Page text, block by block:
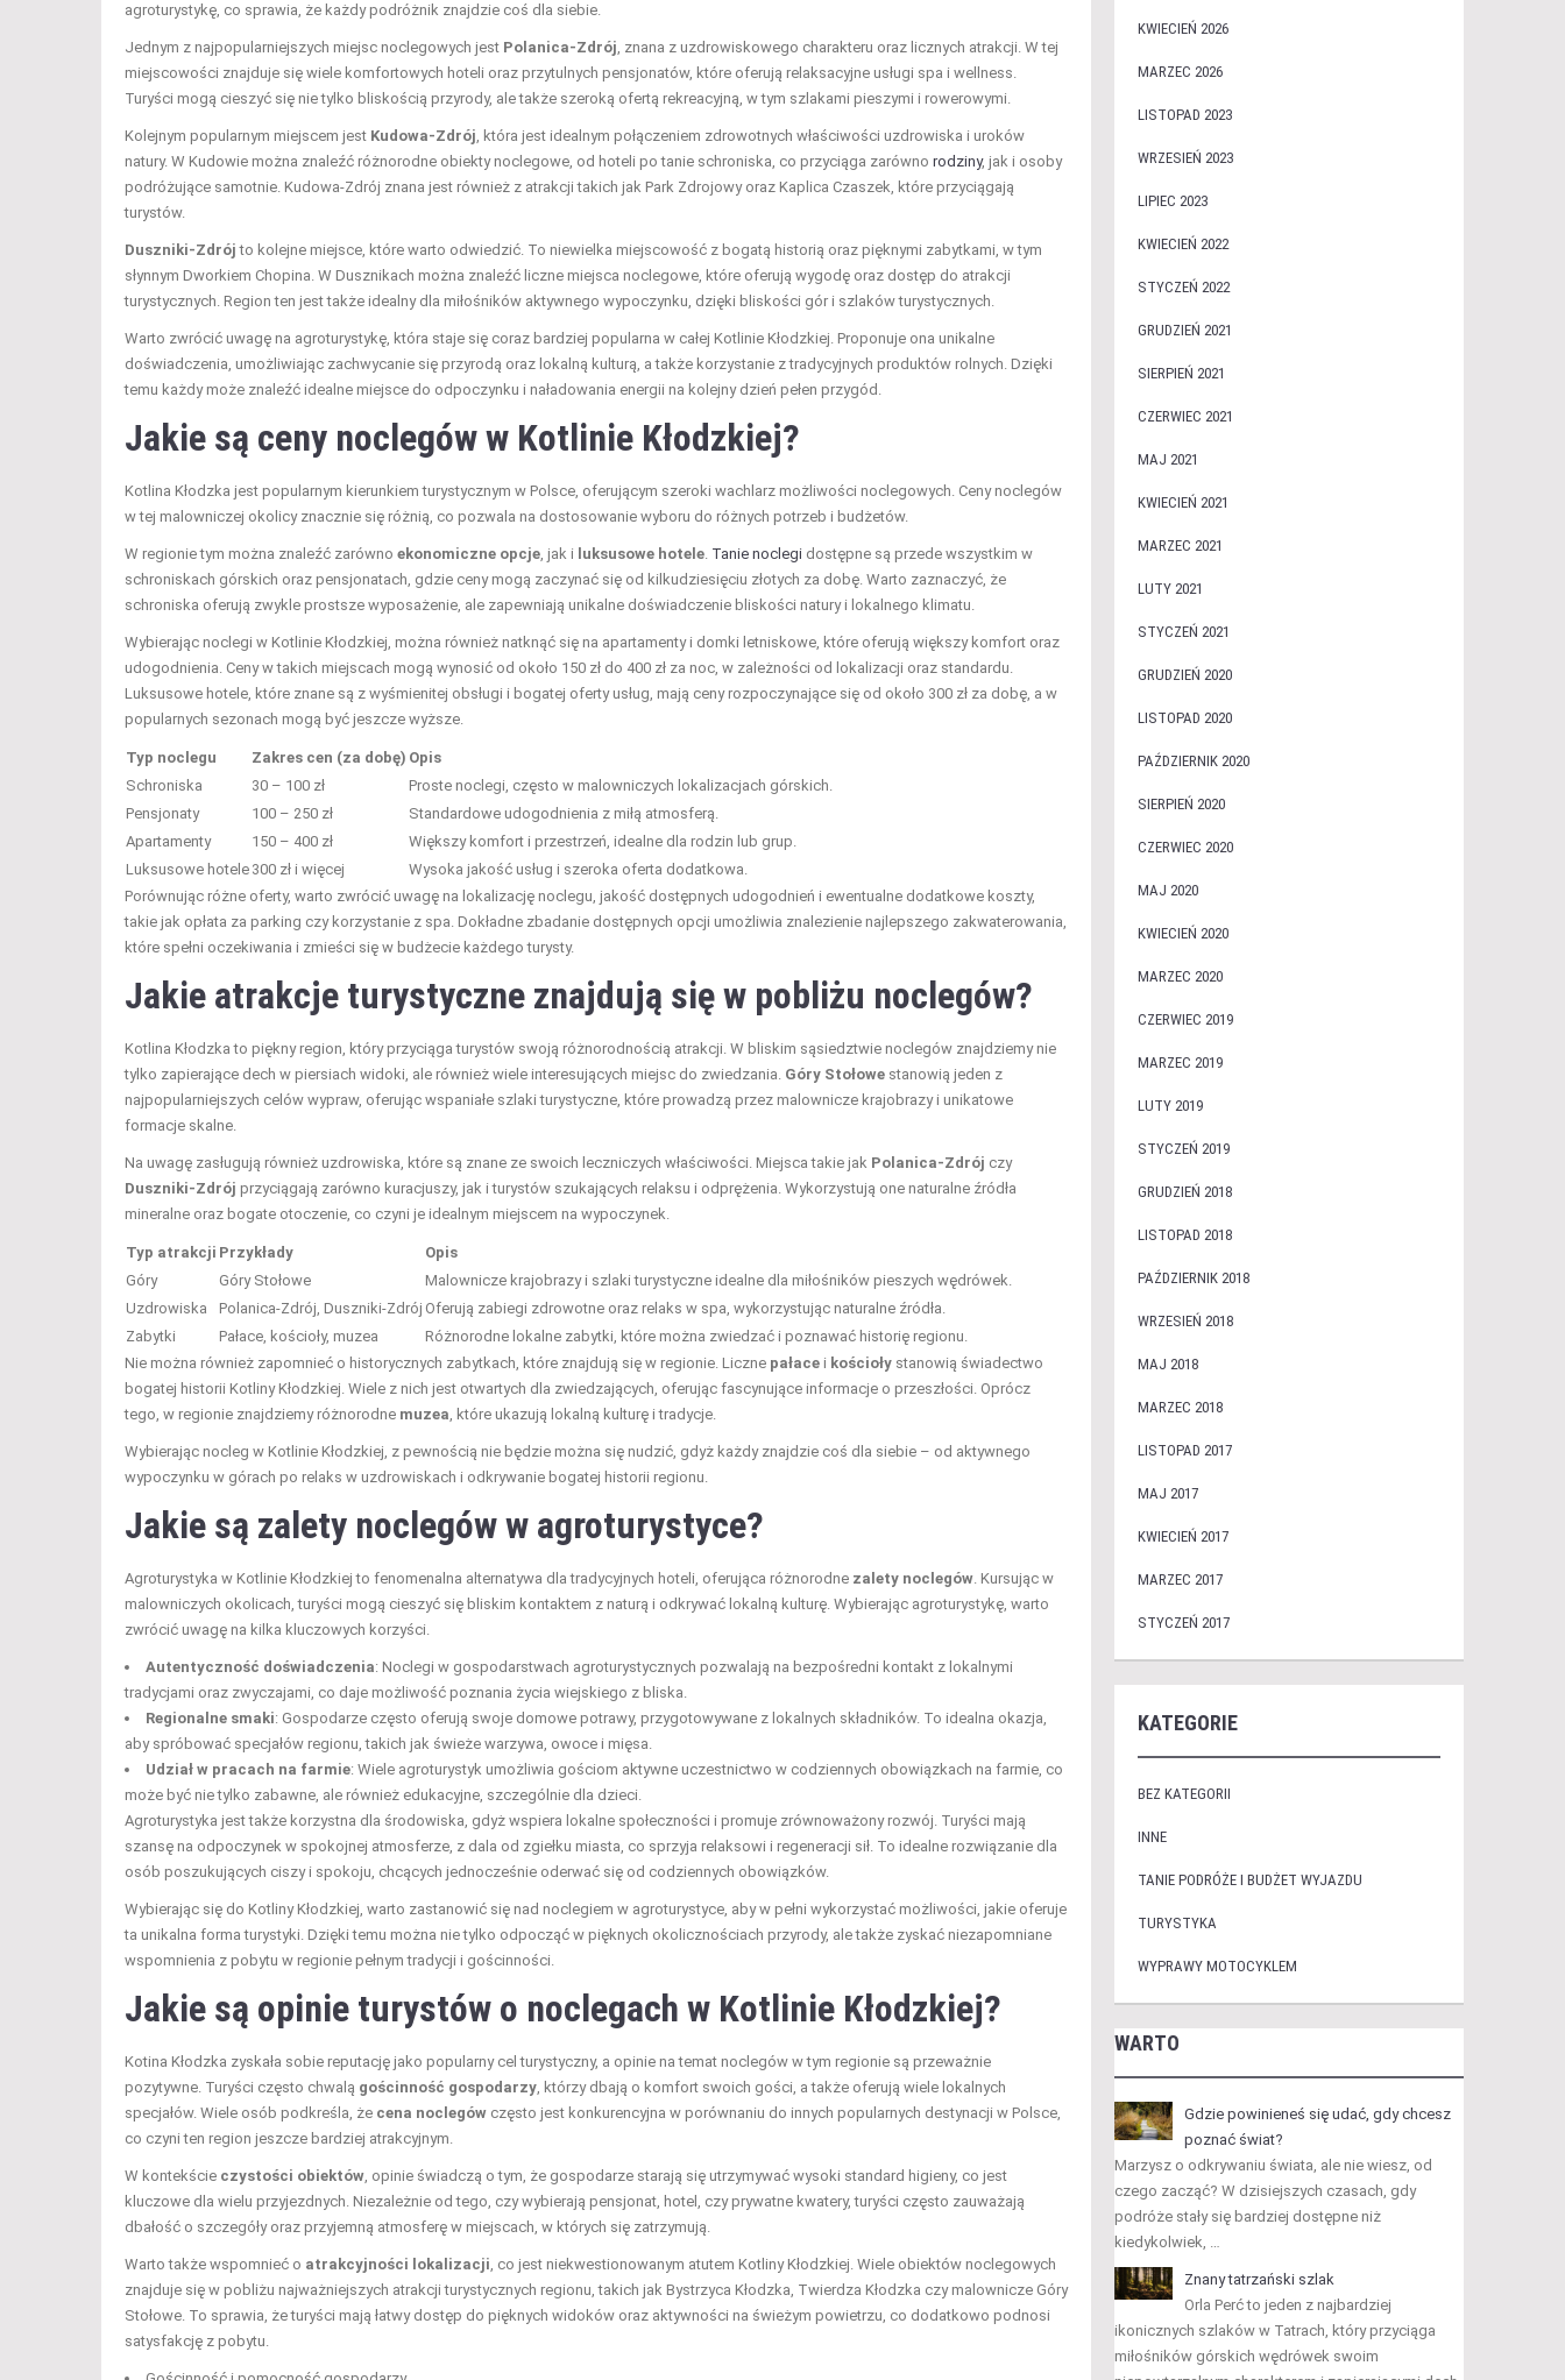
agroturystykę, co sprawia, że każdy podróżnik znajdzie coś dla siebie.
Jednym z najpopularniejszych miejsc noclegowych jest Polanica-Zdrój, znana z uzdrowiskowego charakteru oraz licznych atrakcji. W tej
miejscowości znajduje się wiele komfortowych hoteli oraz przytulnych pensjonatów, które oferują relaksacyjne usługi spa i wellness.
Turyści mogą cieszyć się nie tylko bliskością przyrody, ale także szeroką ofertą rekreacyjną, w tym szlakami pieszymi i rowerowymi.
Kolejnym popularnym miejscem jest Kudowa-Zdrój, która jest idealnym połączeniem zdrowotnych właściwości uzdrowiska i uroków
natury. W Kudowie można znaleźć różnorodne obiekty noclegowe, od hoteli po tanie schroniska, co przyciąga zarówno rodziny, jak i osoby
podróżujące samotnie. Kudowa-Zdrój znana jest również z atrakcji takich jak Park Zdrojowy oraz Kaplica Czaszek, które przyciągają
turystów.
Duszniki-Zdrój to kolejne miejsce, które warto odwiedzić. To niewielka miejscowość z bogatą historią oraz pięknymi zabytkami, w tym
słynnym Dworkiem Chopina. W Dusznikach można znaleźć liczne miejsca noclegowe, które oferują wygodę oraz dostęp do atrakcji
turystycznych. Region ten jest także idealny dla miłośników aktywnego wypoczynku, dzięki bliskości gór i szlaków turystycznych.
Warto zwrócić uwagę na agroturystykę, która staje się coraz bardziej popularna w całej Kotlinie Kłodzkiej. Proponuje ona unikalne
doświadczenia, umożliwiając zachwycanie się przyrodą oraz lokalną kulturą, a także korzystanie z tradycyjnych produktów rolnych. Dzięki
temu każdy może znaleźć idealne miejsce do odpoczynku i naładowania energii na kolejny dzień pełen przygód.
Jakie są ceny noclegów w Kotlinie Kłodzkiej?
Kotlina Kłodzka jest popularnym kierunkiem turystycznym w Polsce, oferującym szeroki wachlarz możliwości noclegowych. Ceny noclegów
w tej malowniczej okolicy znacznie się różnią, co pozwala na dostosowanie wyboru do różnych potrzeb i budżetów.
W regionie tym można znaleźć zarówno ekonomiczne opcje, jak i luksusowe hotele. Tanie noclegi dostępne są przede wszystkim w
schroniskach górskich oraz pensjonatach, gdzie ceny mogą zaczynać się od kilkudziesięciu złotych za dobę. Warto zaznaczyć, że
schroniska oferują zwykle prostsze wyposażenie, ale zapewniają unikalne doświadczenie bliskości natury i lokalnego klimatu.
Wybierając noclegi w Kotlinie Kłodzkiej, można również natknąć się na apartamenty i domki letniskowe, które oferują większy komfort oraz
udogodnienia. Ceny w takich miejscach mogą wynosić od około 150 zł do 400 zł za noc, w zależności od lokalizacji oraz standardu.
Luksusowe hotele, które znane są z wyśmienitej obsługi i bogatej oferty usług, mają ceny rozpoczynające się od około 300 zł za dobę, a w
popularnych sezonach mogą być jeszcze wyższe.
Typ noclegu Zakres cen (za dobę) Opis
Schroniska
30 – 100 zł
Proste noclegi, często w malowniczych lokalizacjach górskich.
Pensjonaty
100 – 250 zł
Standardowe udogodnienia z miłą atmosferą.
Apartamenty
150 – 400 zł
Większy komfort i przestrzeń, idealne dla rodzin lub grup.
Luksusowe hotele 300 zł i więcej
Wysoka jakość usług i szeroka oferta dodatkowa.
Porównując różne oferty, warto zwrócić uwagę na lokalizację noclegu, jakość dostępnych udogodnień i ewentualne dodatkowe koszty,
takie jak opłata za parking czy korzystanie z spa. Dokładne zbadanie dostępnych opcji umożliwia znalezienie najlepszego zakwaterowania,
które spełni oczekiwania i zmieści się w budżecie każdego turysty.
Jakie atrakcje turystyczne znajdują się w pobliżu noclegów?
Kotlina Kłodzka to piękny region, który przyciąga turystów swoją różnorodnością atrakcji. W bliskim sąsiedztwie noclegów znajdziemy nie
tylko zapierające dech w piersiach widoki, ale również wiele interesujących miejsc do zwiedzania. Góry Stołowe stanowią jeden z
najpopularniejszych celów wypraw, oferując wspaniałe szlaki turystyczne, które prowadzą przez malownicze krajobrazy i unikatowe
formacje skalne.
Na uwagę zasługują również uzdrowiska, które są znane ze swoich leczniczych właściwości. Miejsca takie jak Polanica-Zdrój czy
Duszniki-Zdrój przyciągają zarówno kuracjuszy, jak i turystów szukających relaksu i odprężenia. Wykorzystują one naturalne źródła
mineralne oraz bogate otoczenie, co czyni je idealnym miejscem na wypoczynek.
Typ atrakcji Przykłady
Opis
Góry
Góry Stołowe
Malownicze krajobrazy i szlaki turystyczne idealne dla miłośników pieszych wędrówek.
Uzdrowiska
Polanica-Zdrój, Duszniki-Zdrój Oferują zabiegi zdrowotne oraz relaks w spa, wykorzystując naturalne źródła.
Zabytki
Pałace, kościoły, muzea
Różnorodne lokalne zabytki, które można zwiedzać i poznawać historię regionu.
Nie można również zapomnieć o historycznych zabytkach, które znajdują się w regionie. Liczne pałace i kościoły stanowią świadectwo
bogatej historii Kotliny Kłodzkiej. Wiele z nich jest otwartych dla zwiedzających, oferując fascynujące informacje o przeszłości. Oprócz
tego, w regionie znajdziemy różnorodne muzea, które ukazują lokalną kulturę i tradycje.
Wybierając nocleg w Kotlinie Kłodzkiej, z pewnością nie będzie można się nudzić, gdyż każdy znajdzie coś dla siebie – od aktywnego
wypoczynku w górach po relaks w uzdrowiskach i odkrywanie bogatej historii regionu.
Jakie są zalety noclegów w agroturystyce?
Agroturystyka w Kotlinie Kłodzkiej to fenomenalna alternatywa dla tradycyjnych hoteli, oferująca różnorodne zalety noclegów. Kursując w
malowniczych okolicach, turyści mogą cieszyć się bliskim kontaktem z naturą i odkrywać lokalną kulturę. Wybierając agroturystykę, warto
zwrócić uwagę na kilka kluczowych korzyści.
Autentyczność doświadczenia: Noclegi w gospodarstwach agroturystycznych pozwalają na bezpośredni kontakt z lokalnymi
tradycjami oraz zwyczajami, co daje możliwość poznania życia wiejskiego z bliska.
Regionalne smaki: Gospodarze często oferują swoje domowe potrawy, przygotowywane z lokalnych składników. To idealna okazja,
aby spróbować specjałów regionu, takich jak świeże warzywa, owoce i mięsa.
Udział w pracach na farmie: Wiele agroturystyk umożliwia gościom aktywne uczestnictwo w codziennych obowiązkach na farmie, co
może być nie tylko zabawne, ale również edukacyjne, szczególnie dla dzieci.
Agroturystyka jest także korzystna dla środowiska, gdyż wspiera lokalne społeczności i promuje zrównoważony rozwój. Turyści mają
szansę na odpoczynek w spokojnej atmosferze, z dala od zgiełku miasta, co sprzyja relaksowi i regeneracji sił. To idealne rozwiązanie dla
osób poszukujących ciszy i spokoju, chcących jednocześnie oderwać się od codziennych obowiązków.
Wybierając się do Kotliny Kłodzkiej, warto zastanowić się nad noclegiem w agroturystyce, aby w pełni wykorzystać możliwości, jakie oferuje
ta unikalna forma turystyki. Dzięki temu można nie tylko odpocząć w pięknych okolicznościach przyrody, ale także zyskać niezapomniane
wspomnienia z pobytu w regionie pełnym tradycji i gościnności.
Jakie są opinie turystów o noclegach w Kotlinie Kłodzkiej?
Kotina Kłodzka zyskała sobie reputację jako popularny cel turystyczny, a opinie na temat noclegów w tym regionie są przeważnie
pozytywne. Turyści często chwalą gościnność gospodarzy, którzy dbają o komfort swoich gości, a także oferują wiele lokalnych
specjałów. Wiele osób podkreśla, że cena noclegów często jest konkurencyjna w porównaniu do innych popularnych destynacji w Polsce,
co czyni ten region jeszcze bardziej atrakcyjnym.
W kontekście czystości obiektów, opinie świadczą o tym, że gospodarze starają się utrzymywać wysoki standard higieny, co jest
kluczowe dla wielu przyjezdnych. Niezależnie od tego, czy wybierają pensjonat, hotel, czy prywatne kwatery, turyści często zauważają
dbałość o szczegóły oraz przyjemną atmosferę w miejscach, w których się zatrzymują.
Warto także wspomnieć o atrakcyjności lokalizacji, co jest niekwestionowanym atutem Kotliny Kłodzkiej. Wiele obiektów noclegowych
znajduje się w pobliżu najważniejszych atrakcji turystycznych regionu, takich jak Bystrzyca Kłodzka, Twierdza Kłodzka czy malownicze Góry
Stołowe. To sprawia, że turyści mają łatwy dostęp do pięknych widoków oraz aktywności na świeżym powietrzu, co dodatkowo podnosi
satysfakcję z pobytu.
KWIECIEŃ 2026
MARZEC 2026
LISTOPAD 2023
WRZESIEŃ 2023
LIPIEC 2023
KWIECIEŃ 2022
STYCZEŃ 2022
GRUDZIEŃ 2021
SIERPIEŃ 2021
CZERWIEC 2021
MAJ 2021
KWIECIEŃ 2021
MARZEC 2021
LUTY 2021
STYCZEŃ 2021
GRUDZIEŃ 2020
LISTOPAD 2020
PAŹDZIERNIK 2020
SIERPIEŃ 2020
CZERWIEC 2020
MAJ 2020
KWIECIEŃ 2020
MARZEC 2020
CZERWIEC 2019
MARZEC 2019
LUTY 2019
STYCZEŃ 2019
GRUDZIEŃ 2018
LISTOPAD 2018
PAŹDZIERNIK 2018
WRZESIEŃ 2018
MAJ 2018
MARZEC 2018
LISTOPAD 2017
MAJ 2017
KWIECIEŃ 2017
MARZEC 2017
STYCZEŃ 2017
KATEGORIE
BEZ KATEGORII
INNE
TANIE PODRÓŻE I BUDŻET WYJAZDU
TURYSTYKA
WYPRAWY MOTOCYKLEM
WARTO
Gdzie powinieneś się udać, gdy chcesz
poznać świat?
Marzysz o odkrywaniu świata, ale nie wiesz, od
czego zacząć? W dzisiejszych czasach, gdy
podróże stały się bardziej dostępne niż
kiedykolwiek, …
Znany tatrzański szlak
Orla Perć to jeden z najbardziej
ikonicznych szlaków w Tatrach, który przyciąga
miłośników górskich wędrówek swoim